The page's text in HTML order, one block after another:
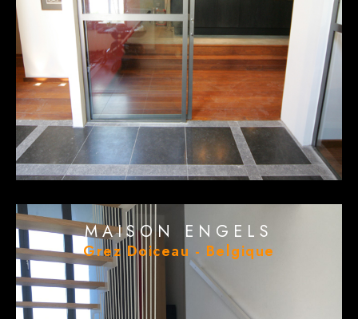
MAISON ENGELS
Grez Doiceau - Belgique